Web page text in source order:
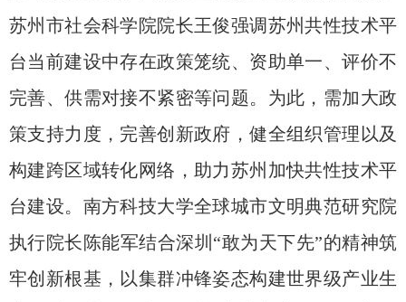
苏州市社会科学院院长王俊强调苏州共性技术平
台当前建设中存在政策笼统、资助单一、评价不
完善、供需对接不紧密等问题。为此，需加大政
策支持力度，完善创新政府，健全组织管理以及
构建跨区域转化网络，助力苏州加快共性技术平
台建设。南方科技大学全球城市文明典范研究院
执行院长陈能军结合深圳 “敢为天下先”的精神筑
牢创新根基，以集群冲锋姿态构建世界级产业生